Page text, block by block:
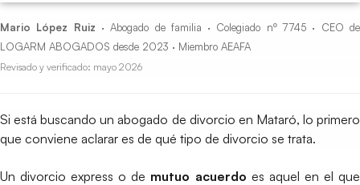
Mario López Ruiz · Abogado de familia · Colegiado nº 7745 · CEO de
LOGARM ABOGADOS desde 2023 · Miembro AEAFA
Revisado y verificado: mayo 2026
Si está buscando un abogado de divorcio en Mataró, lo primero
que conviene aclarar es de qué tipo de divorcio se trata.
Un divorcio express o de mutuo acuerdo es aquel en el que